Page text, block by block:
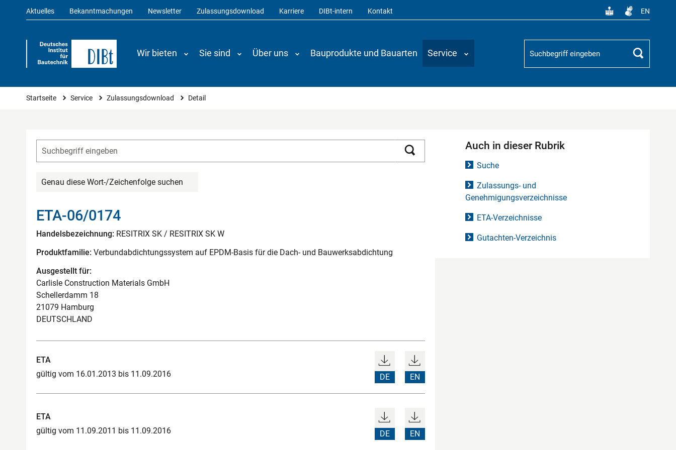
Aktuelles Bekanntmachungen Newsletter Zulassungsdownload Karriere DIBt-intern Kontakt EN
Wir bieten Sie sind Über uns Bauprodukte und Bauarten Service
Suchbegriff
Suchen
Sie sind hier
Startseite Service Zulassungsdownload Detail
Genau diese Wort-/Zeichenfolge suchen
ETA-06/0174
Handelsbezeichnung: RESITRIX SK / RESITRIX SK W
Produktfamilie: Verbundabdichtungssystem auf EPDM-Basis für die Dach- und Bauwerksabdichtung
Ausgestellt für:
Carlisle Construction Materials GmbH
Schellerdamm 18
21079 Hamburg
DEUTSCHLAND
ETA
gültig vom 16.01.2013 bis 11.09.2016
DE EN
ETA
gültig vom 11.09.2011 bis 11.09.2016
DE EN
Auch in dieser Rubrik
Suche
Zulassungs- und
Genehmigungsverzeichnisse
ETA-Verzeichnisse
Gutachten-Verzeichnis